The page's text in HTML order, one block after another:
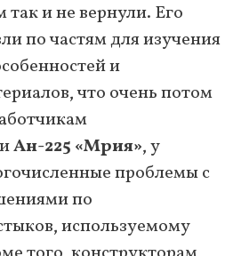
и не вернули. Его
по частям для изучения
и
что очень потом
иАн-225 «Мрия», у
проблемы с
по
используемому